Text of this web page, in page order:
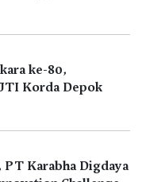
ke-80,
Korda Depok
PT Karabha Digdaya